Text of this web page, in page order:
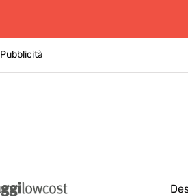
Pubblicità